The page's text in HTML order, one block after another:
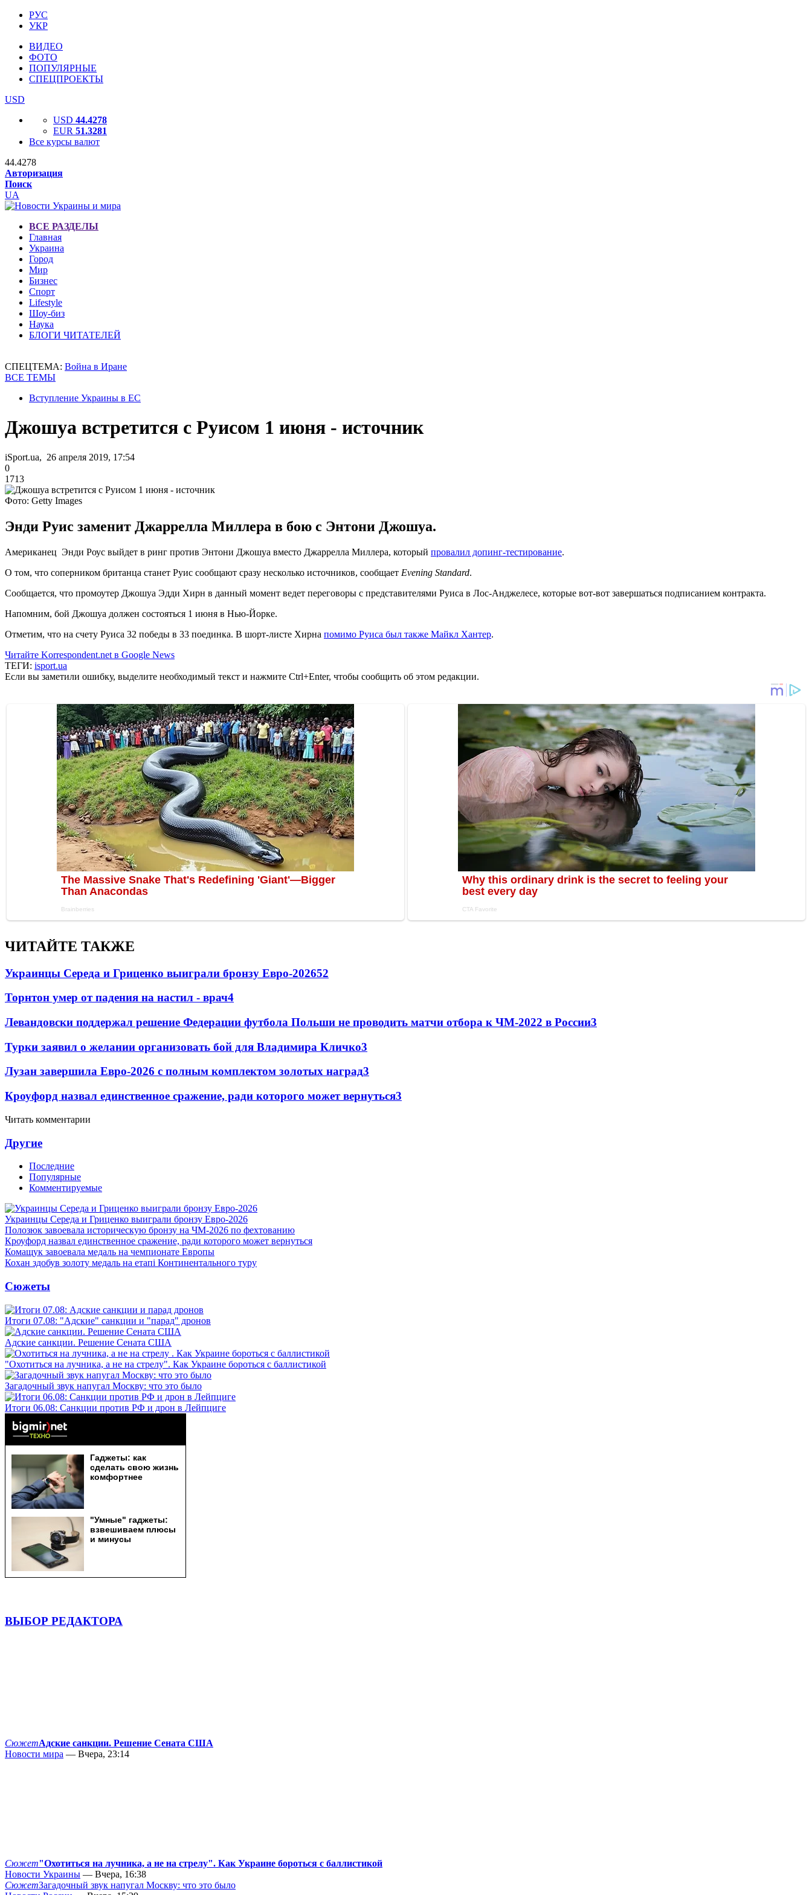
РУС
УКР
ВИДЕО
ФОТО
ПОПУЛЯРНЫЕ
СПЕЦПРОЕКТЫ
USD
USD 44.4278
EUR 51.3281
Все курсы валют
44.4278
Авторизация
Поиск
UA
ВСЕ РАЗДЕЛЫ
Главная
Украина
Город
Мир
Бизнес
Спорт
Lifestyle
Шоу-биз
Наука
БЛОГИ ЧИТАТЕЛЕЙ
СПЕЦТЕМА: Война в Иране
ВСЕ ТЕМЫ
Вступление Украины в ЕС
Джошуа встретится с Руисом 1 июня - источник
iSport.ua, 26 апреля 2019, 17:54
0
1713
Фото: Getty Images
Энди Руис заменит Джаррелла Миллера в бою с Энтони Джошуа.
Американец Энди Роус выйдет в ринг против Энтони Джошуа вместо Джаррелла Миллера, который провалил допинг-тестирование.
О том, что соперником британца станет Руис сообщают сразу несколько источников, сообщает Evening Standard.
Сообщается, что промоутер Джошуа Эдди Хирн в данный момент ведет переговоры с представителями Руиса в Лос-Анджелесе, которые вот-вот завершаться подписанием контракта.
Напомним, бой Джошуа должен состояться 1 июня в Нью-Йорке.
Отметим, что на счету Руиса 32 победы в 33 поединка. В шорт-листе Хирна помимо Руиса был также Майкл Хантер.
Читайте Korrespondent.net в Google News
ТЕГИ: isport.ua
Если вы заметили ошибку, выделите необходимый текст и нажмите Ctrl+Enter, чтобы сообщить об этом редакции.
ЧИТАЙТЕ ТАКЖЕ
Украинцы Середа и Гриценко выиграли бронзу Евро-202652
Торнтон умер от падения на настил - врач4
Левандовски поддержал решение Федерации футбола Польши не проводить матчи отбора к ЧМ-2022 в России3
Турки заявил о желании организовать бой для Владимира Кличко3
Лузан завершила Евро-2026 с полным комплектом золотых наград3
Кроуфорд назвал единственное сражение, ради которого может вернуться3
Читать комментарии
Другие
Последние
Популярные
Комментируемые
Украинцы Середа и Гриценко выиграли бронзу Евро-2026
Полозюк завоевала историческую бронзу на ЧМ-2026 по фехтованию
Кроуфорд назвал единственное сражение, ради которого может вернуться
Комащук завоевала медаль на чемпионате Европы
Кохан здобув золоту медаль на етапі Континентального туру
Сюжеты
Итоги 07.08: "Адские" санкции и "парад" дронов
Адские санкции. Решение Сената США
"Охотиться на лучника, а не на стрелу". Как Украине бороться с баллистикой
Загадочный звук напугал Москву: что это было
Итоги 06.08: Санкции против РФ и дрон в Лейпциге
ВЫБОР РЕДАКТОРА
СюжетАдские санкции. Решение Сената США
Новости мира — Вчера, 23:14
Сюжет"Охотиться на лучника, а не на стрелу". Как Украине бороться с баллистикой
Новости Украины — Вчера, 16:38
СюжетЗагадочный звук напугал Москву: что это было